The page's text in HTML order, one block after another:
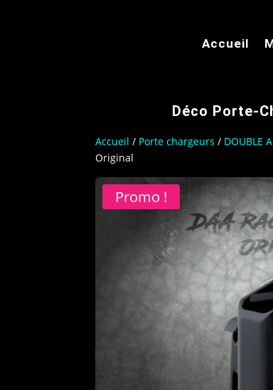
Accueil
Déco Porte-
Accueil / Porte chargeurs / DOUBLE
Original
Promo !